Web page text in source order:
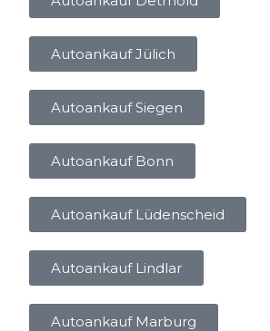
Autoankauf Jülich
Autoankauf Siegen
Autoankauf Bonn
Autoankauf Lüdenscheid
Autoankauf Lindlar
Autoankauf Marburg